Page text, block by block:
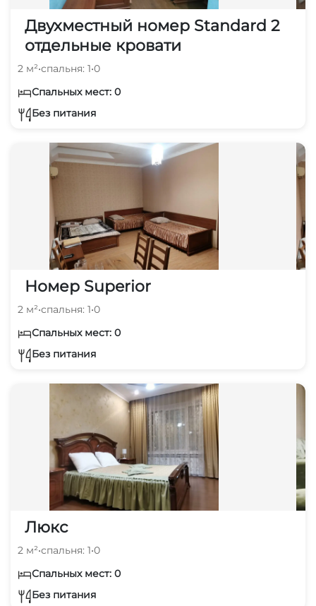
Двухместный номер Standard 2
отдельные кровати
2 м²•спальня: 1•0
Спальных мест: 0
Без питания
Номер Superior
2 м²•спальня: 1•0
Спальных мест: 0
Без питания
Люкс
2 м²•спальня: 1•0
Спальных мест: 0
Без питания